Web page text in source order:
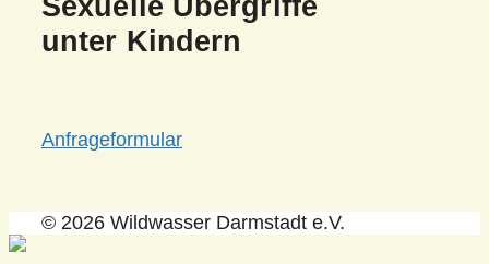
Sexuelle Übergriffe
unter Kindern
Anfrageformular
© 2026 Wildwasser Darmstadt e.V.